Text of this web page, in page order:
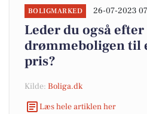
BOLIGMARKED 26-07-2023
Leder du også efter
drømmeboligen til
pris?
Kilde: Boliga.dk
Læs hele artiklen her